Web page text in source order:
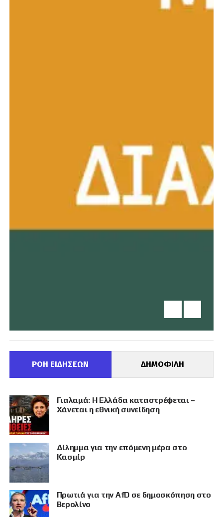
ΡΟΗ ΕΙΔΗΣΕΩΝ ΔΗΜΟΦΙΛΗ
Γιαλαμά: Η Ελλάδα καταστρέφεται –
Χάνεται η εθνική συνείδηση
Δίλημμα για την επόμενη μέρα στο
Κασμίρ
Πρωτιά για την AfD σε δημοσκόπηση στο
Βερολίνο